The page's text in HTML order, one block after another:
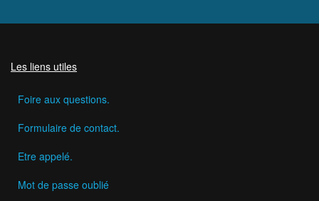
Les liens utiles
Foire aux questions.
Formulaire de contact.
Etre appelé.
Mot de passe oublié